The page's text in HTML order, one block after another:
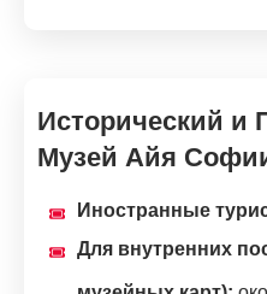
Исторический и
Музей Айя
Иностранные
Для внутренних